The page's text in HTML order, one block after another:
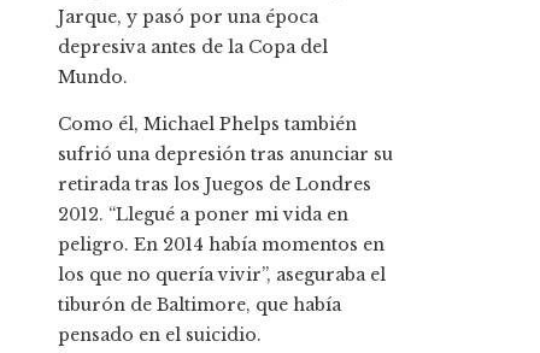
Jarque, y pasó por una época
depresiva antes de la Copa del
Mundo.
Como él, Michael Phelps también
sufrió una depresión tras anunciar su
retirada tras los Juegos de Londres
2012. “Llegué a poner mi vida en
peligro. En 2014 había momentos en
los que no quería vivir”, aseguraba el
tiburón de Baltimore, que había
pensado en el suicidio.